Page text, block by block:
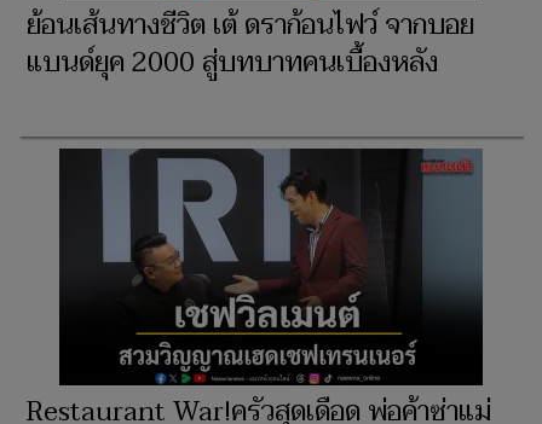
ย้อนเส้นทางชีวิต เต้ ดราก้อนไฟว์ จากบอย
แบนด์ยุค 2000 สู่บทบาทคนเบื้องหลัง
Restaurant War!ครัวสุดเดือด พ่อค้าซ่าแม่